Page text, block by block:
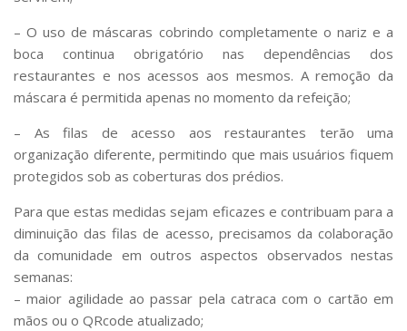
Segurança, Trânsito e Prevenção
RH, Administrativo e Financeiro
Outros serviços
Comunicação
Assessorias e Mídias
Jornal da USP
Agenda de Eventos
Defesa de Teses
– O uso de máscaras cobrindo completamente o nariz e a
boca continua obrigatório nas dependências dos
restaurantes e nos acessos aos mesmos. A remoção da
máscara é permitida apenas no momento da refeição;
– As filas de acesso aos restaurantes terão uma
organização diferente, permitindo que mais usuários fiquem
protegidos sob as coberturas dos prédios.
Para que estas medidas sejam eficazes e contribuam para a
diminuição das filas de acesso, precisamos da colaboração
da comunidade em outros aspectos observados nestas
semanas:
– maior agilidade ao passar pela catraca com o cartão em
mãos ou o QRcode atualizado;